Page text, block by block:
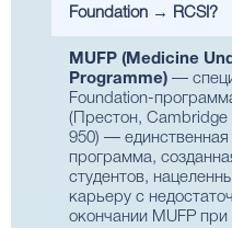
Foundation → RCSI?
MUFP (Medicine
Programme) —
Foundation-
(Престон, Cambridge
950) —
программа,
студентов,
карьеру с
окончании MUFP